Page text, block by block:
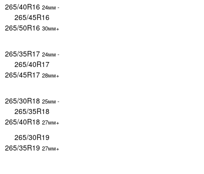
265/40R16 24мм -
265/45R16
265/50R16 30мм+
265/35R17 24мм -
265/40R17
265/45R17 28мм+
265/30R18 25мм -
265/35R18
265/40R18 27мм+
265/30R19
265/35R19 27мм+